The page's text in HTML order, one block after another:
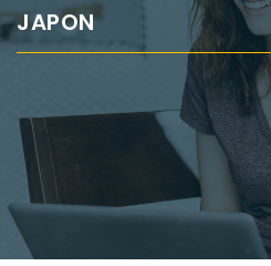
JAPON